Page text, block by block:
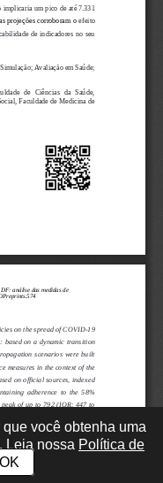
você obtenha uma
Leia nossa Política de
OK